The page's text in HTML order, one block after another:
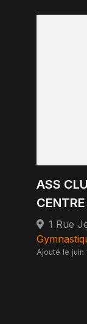
ASS
1 Rue
Ajouté le juin